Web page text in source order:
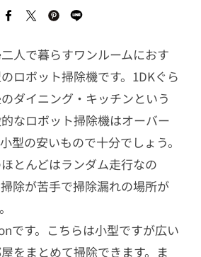
人で暮らすワンルームにおす
ロボット掃除機です。1DKぐら
ダイニング・キッチンという
なロボット掃除機はオーバー
型の安いもので十分でしょう。
とんどはランダム走行なの
除が苦手で掃除漏れの場所が
です。こちらは小型ですが広い
をまとめて掃除できます。ま